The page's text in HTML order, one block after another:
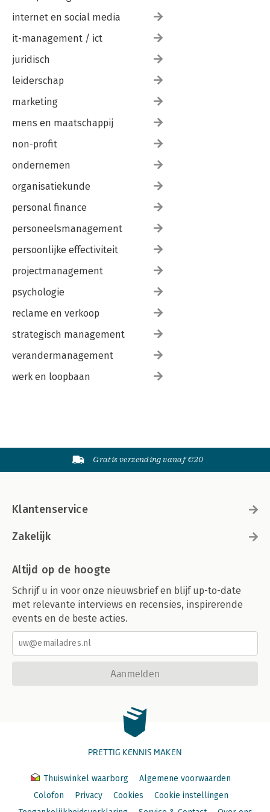
Anders Vasthouden
Bekijk alle boeken
internet en social media
it-management / ict
juridisch
leiderschap
marketing
mens en maatschappij
non-profit
ondernemen
organisatiekunde
personal finance
personeelsmanagement
persoonlijke effectiviteit
projectmanagement
psychologie
reclame en verkoop
strategisch management
verandermanagement
werk en loopbaan
Gratis verzending vanaf €20
Klantenservice
Zakelijk
Altijd op de hoogte
Schrijf u in voor onze nieuwsbrief en blijf up-to-date
met relevante interviews en recensies, inspirerende
events en de beste acties.
Aanmelden
PRETTIG KENNIS MAKEN
Thuiswinkel waarborg
Algemene voorwaarden
Colofon
Privacy Cookies
Cookie instellingen